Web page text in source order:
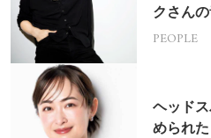
クさん
PEOPLE
ヘッド
められ